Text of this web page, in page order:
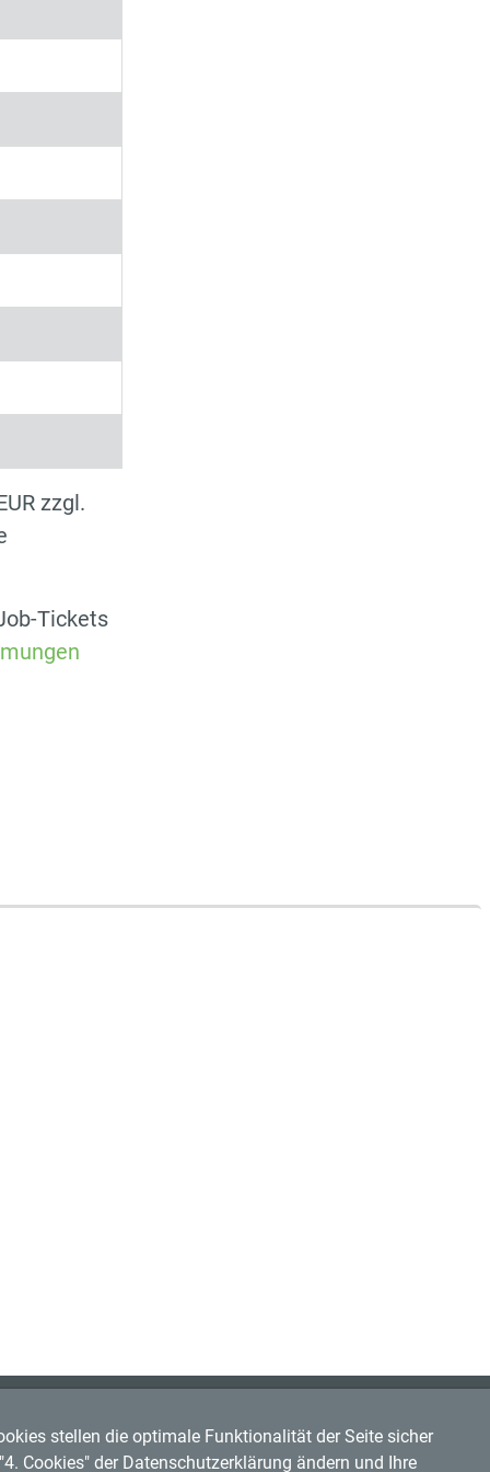
zzgl.
Tickets
stellen die optimale Funktionalität der Seite sicher
Cookies" der Datenschutzerklärung ändern und Ihre